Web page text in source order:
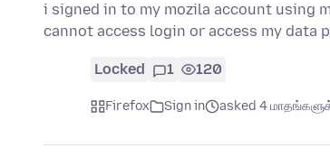
i signed in to my mozila account using
cannot access login or access my data
Locked 1 120
Firefox Sign in asked 4